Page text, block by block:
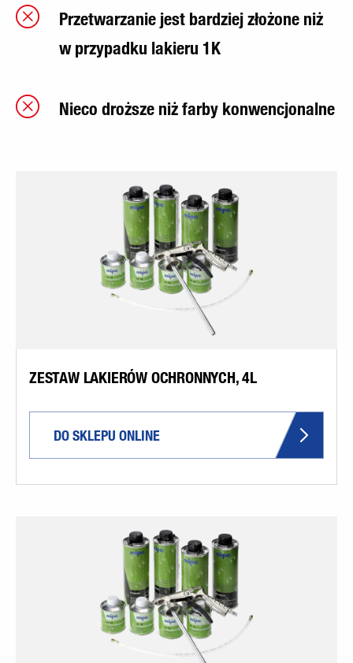
Przetwarzanie jest bardziej złożone niż
w przypadku lakieru 1K
Nieco droższe niż farby konwencjonalne
ZESTAW LAKIERÓW OCHRONNYCH, 4L
DO SKLEPU ONLINE